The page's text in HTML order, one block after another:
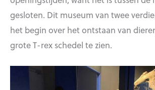
gesloten. Dit museum van twee
het begin over het ontstaan van
grote T-rex schedel te zien.